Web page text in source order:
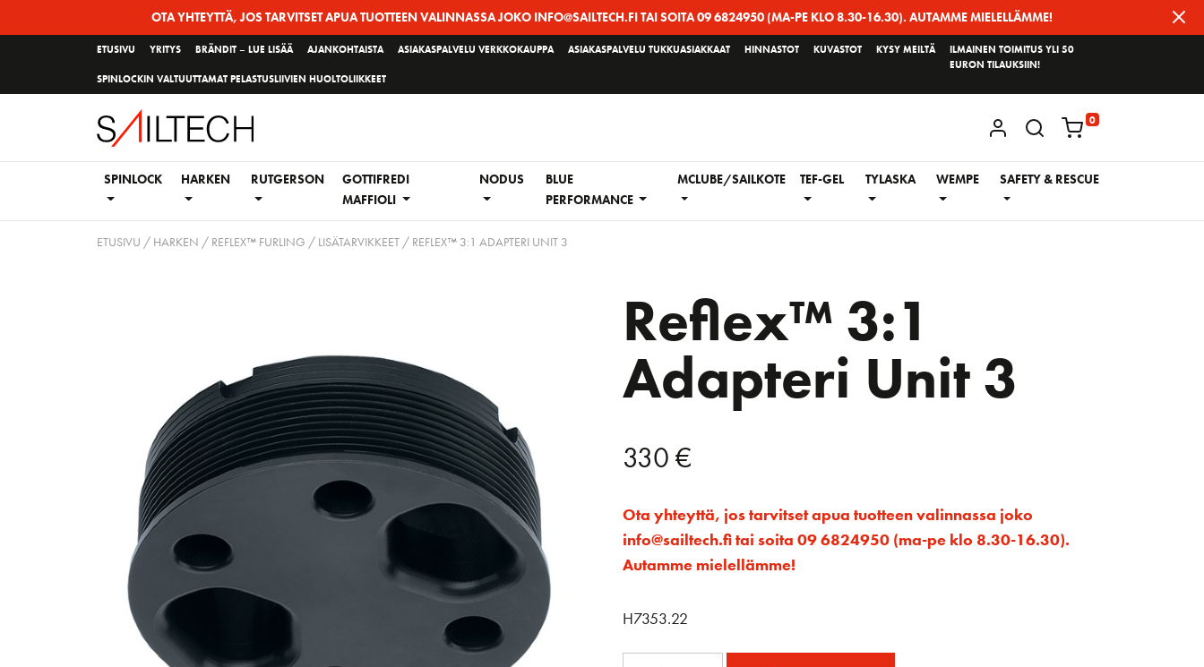
OTA YHTEYTTÄ, JOS TARVITSET APUA TUOTTEEN VALINNASSA JOKO INFO@SAILTECH.FI TAI SOITA 09 6824950 (MA-PE KLO 8.30-16.30). AUTAMME MIELELLÄMME!
ETUSIVU YRITYS BRÄNDIT – LUE LISÄÄ AJANKOHTAISTA ASIAKASPALVELU VERKKOKAUPPA ASIAKASPALVELU TUKKUASIAKKAAT HINNASTOT KUVASTOT KYSY MEILTÄ
SPINLOCKIN VALTUUTTAMAT PELASTUSLIIVIEN HUOLTOLIIKKEET
ILMAINEN TOIMITUS YLI 50
EURON TILAUKSIIN!
KIRJAUDU / REKISTERÖIDY
0
SPINLOCK HARKEN RUTGERSON
GOTTIFREDI
MAFFIOLI
NODUS
BLUE
PERFORMANCE
MCLUBE/SAILKOTE TEF-GEL TYLASKA WEMPE SAFETY & RESCUE
ETUSIVU / HARKEN / REFLEX™ FURLING / LISÄTARVIKKEET/ REFLEX™ 3:1 ADAPTERI UNIT 3
Reflex™ 3:1
Adapteri Unit 3
330€
Ota yhteyttä, jos tarvitset apua tuotteen valinnassa joko
info@sailtech.fi tai soita 09 6824950 (ma-pe klo 8.30-16.30).
Autamme mielellämme!
H7353.22